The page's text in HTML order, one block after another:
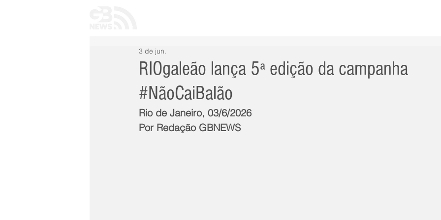
RIOgaleão lança 5ª edição da campanha
#NãoCaiBalão
3 de jun.
Rio de Janeiro, 03/6/2026
Por Redação GBNEWS